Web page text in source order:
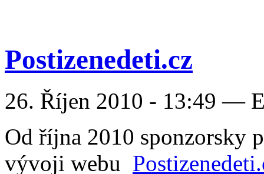
Postizenedeti.cz
26. Říjen 2010 - 13:49 —
Od října 2010 sponzorsky
vývoji webu